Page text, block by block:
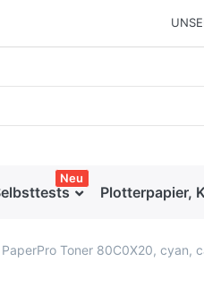
Neu
Plotterpapier,
PaperPro Toner 80C0X20, cyan,